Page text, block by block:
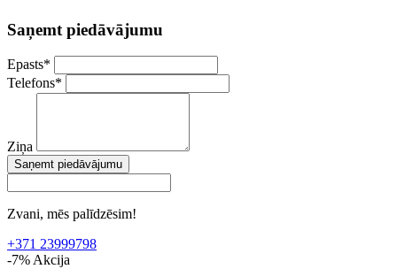
Saņemt piedāvājumu
Epasts*
Telefons*
Ziņa
Saņemt piedāvājumu
Zvani, mēs palīdzēsim!
+371 23999798
-7% Akcija